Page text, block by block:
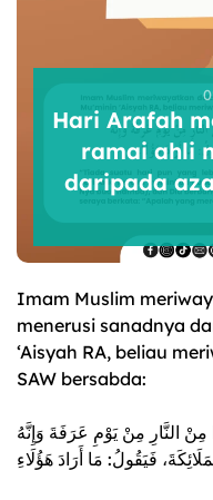
Hari Arafah
ramai ahli
daripada
Imam Muslim
menerusi sanadnya
‘Aisyah RA, beliau
SAW bersabda:
مِنْ النَّارِ مِنْ يَوْمِ عَرَفَةَ وَإِنَّهُ
فَيَقُولُ: مَا أَرَادَ هَؤُلَاءِ